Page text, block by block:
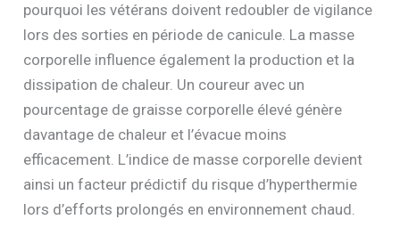
pourquoi les vétérans doivent redoubler de vigilance
lors des sorties en période de canicule. La masse
corporelle influence également la production et la
dissipation de chaleur. Un coureur avec un
pourcentage de graisse corporelle élevé génère
davantage de chaleur et l’évacue moins
efficacement. L’indice de masse corporelle devient
ainsi un facteur prédictif du risque d’hyperthermie
lors d’efforts prolongés en environnement chaud.